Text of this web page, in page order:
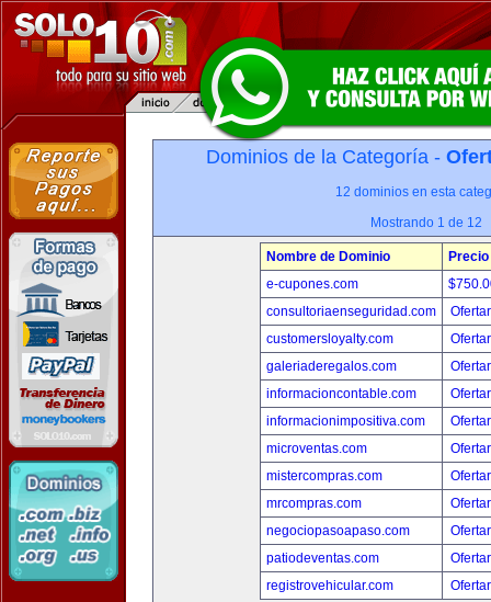
Dominios de la Categoría -
12 dominios en esta
Mostrando 1 de 12
Nombre de Dominio
Precio
e-cupones.com
consultoriaenseguridad.com
customersloyalty.com
galeriaderegalos.com
informacioncontable.com
informacionimpositiva.com
microventas.com
mistercompras.com
mrcompras.com
negociopasoapaso.com
patiodeventas.com
registrovehicular.com